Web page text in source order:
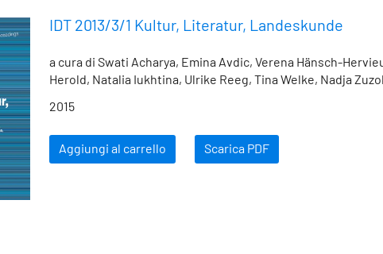
IDT 2013/3/1 Kultur, Literatur, Landeskunde
a cura di Swati Acharya, Emina Avdic, Verena Hänsch-
Herold, Natalia Iukhtina, Ulrike Reeg, Tina Welke, Nadja
2015
Aggiungi al carrello Scarica PDF